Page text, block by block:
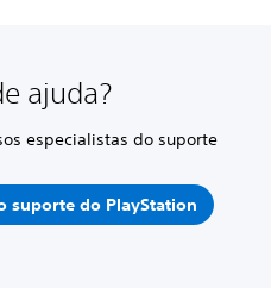
ajuda?
especialistas do suporte
suporte do PlayStation